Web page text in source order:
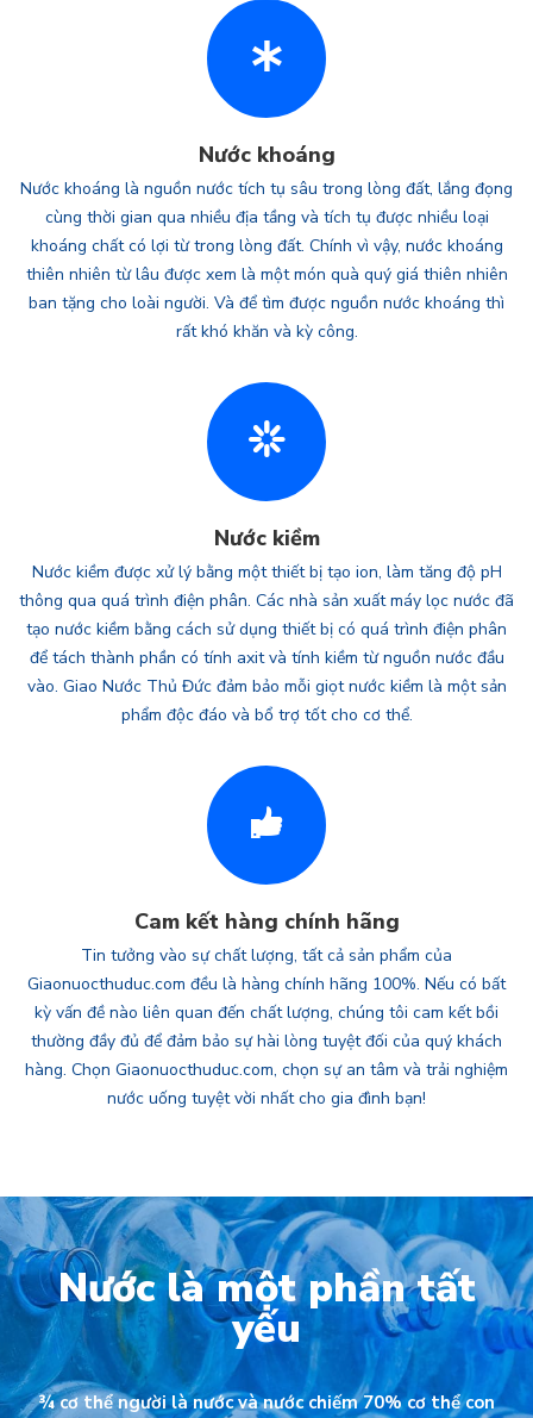
Nước khoáng
Nước khoáng là nguồn nước tích tụ sâu trong lòng đất, lắng đọng
cùng thời gian qua nhiều địa tầng và tích tụ được nhiều loại
khoáng chất có lợi từ trong lòng đất. Chính vì vậy, nước khoáng
thiên nhiên từ lâu được xem là một món quà quý giá thiên nhiên
ban tặng cho loài người. Và để tìm được nguồn nước khoáng thì
rất khó khăn và kỳ công.
Nước kiềm
Nước kiềm được xử lý bằng một thiết bị tạo ion, làm tăng độ pH
thông qua quá trình điện phân. Các nhà sản xuất máy lọc nước đã
tạo nước kiềm bằng cách sử dụng thiết bị có quá trình điện phân
để tách thành phần có tính axit và tính kiềm từ nguồn nước đầu
vào. Giao Nước Thủ Đức đảm bảo mỗi giọt nước kiềm là một sản
phẩm độc đáo và bổ trợ tốt cho cơ thể.
Cam kết hàng chính hãng
Tin tưởng vào sự chất lượng, tất cả sản phẩm của
Giaonuocthuduc.com đều là hàng chính hãng 100%. Nếu có bất
kỳ vấn đề nào liên quan đến chất lượng, chúng tôi cam kết bồi
thường đầy đủ để đảm bảo sự hài lòng tuyệt đối của quý khách
hàng. Chọn Giaonuocthuduc.com, chọn sự an tâm và trải nghiệm
nước uống tuyệt vời nhất cho gia đình bạn!
Nước là một phần tất
yếu
¾ cơ thể người là nước và nước chiếm 70% cơ thể con